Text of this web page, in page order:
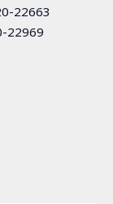
22663
22969